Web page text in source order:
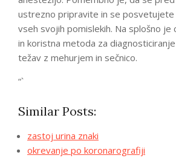
ustrezno pripravite in se posvetujete
vseh svojih pomislekih. Na splošno je
in koristna metoda za
težav z mehurjem in sečnico.
“`
Similar Posts:
zastoj urina znaki
okrevanje po koronarografiji